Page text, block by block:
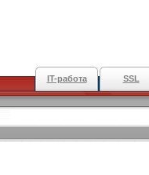
IT-работа SSL